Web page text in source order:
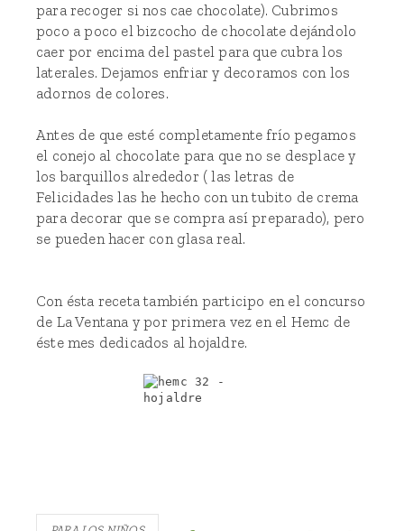
para recoger si nos cae chocolate). Cubrimos
poco a poco el bizcocho de chocolate dejándolo
caer por encima del pastel para que cubra los
laterales. Dejamos enfriar y decoramos con los
adornos de colores.
Antes de que esté completamente frío pegamos
el conejo al chocolate para que no se desplace y
los barquillos alrededor ( las letras de
Felicidades las he hecho con un tubito de crema
para decorar que se compra así preparado), pero
se pueden hacer con glasa real.
Con ésta receta también participo en el concurso
de La Ventana y por primera vez en el Hemc de
éste mes dedicados al hojaldre.